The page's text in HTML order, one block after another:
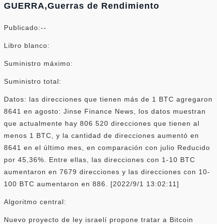
GUERRA,Guerras de Rendimiento
Publicado:--
Libro blanco:
Suministro máximo:
Suministro total:
Datos: las direcciones que tienen más de 1 BTC agregaron
8641 en agosto: Jinse Finance News, los datos muestran
que actualmente hay 806 520 direcciones que tienen al
menos 1 BTC, y la cantidad de direcciones aumentó en
8641 en el último mes, en comparación con julio Reducido
por 45,36%. Entre ellas, las direcciones con 1-10 BTC
aumentaron en 7679 direcciones y las direcciones con 10-
100 BTC aumentaron en 886. [2022/9/1 13:02:11]
Algoritmo central:
Nuevo proyecto de ley israelí propone tratar a Bitcoin